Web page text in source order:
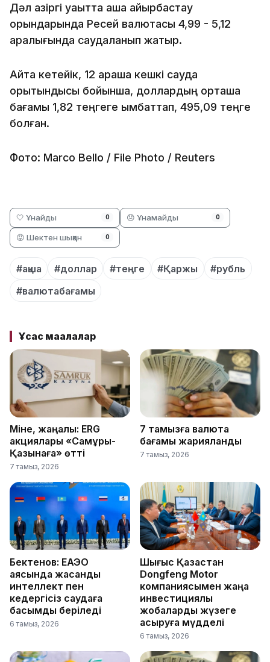
Дәл қазіргі уақытта ақша айырбастау
орындарында Ресей валютасы 4,99 - 5,12
аралығында саудаланып жатыр.
Айта кетейік, 12 қараша кешкі сауда
қорытындысы бойынша, доллардың орташа
бағамы 1,82 теңгеге қымбаттап, 495,09 теңге
болған.
Фото: Marco Bello / File Photo / Reuters
🤍 Ұнайды 0 😞 Ұнамайды 0
😡 Шектен шыққан 0
#ақша #доллар #теңге #Қаржы
#рубль
#валютабағамы
Ұқсас мақалалар
Міне, жаңалық: ERG
акциялары «Самұрық-
Қазынаға» өтті
7 тамыз, 2026
7 тамызға валюта
бағамы жарияланды
7 тамыз, 2026
Бектенов: ЕАЭО
аясында жасанды
интеллект пен
кедергісіз саудаға
басымдық беріледі
6 тамыз, 2026
Шығыс Қазақстан
Dongfeng Motor
компаниясымен жаңа
инвестициялық
жобаларды жүзеге
асыруға мүдделі
6 тамыз, 2026